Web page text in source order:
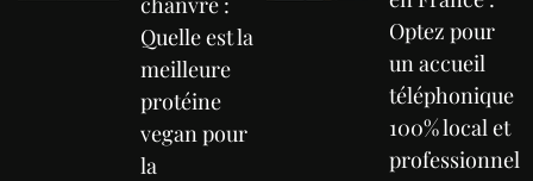
Quelle est la
meilleure
protéine
vegan pour
la
Optez pour
un accueil
téléphonique
100% local et
professionnel